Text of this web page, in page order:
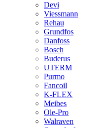
Devi
Viessmann
Rehau
Grundfos
Danfoss
Bosch
Buderus
UTERM
Purmo
Fancoil
K-FLEX
Meibes
Ole-Pro
Walraven